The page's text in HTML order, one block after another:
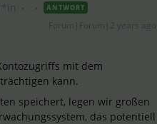
ANTWORT
mit dem
kann.
speichert, legen wir großen
das potentiell